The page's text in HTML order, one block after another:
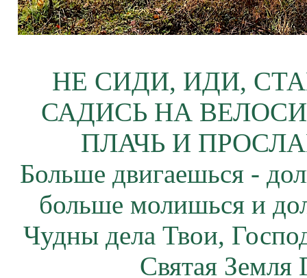
НЕ СИДИ, ИДИ,
САДИСЬ НА
ПЛАЧЬ И
Больше двигаешься -
больше молишься и
Чудны дела Твои,
Святая